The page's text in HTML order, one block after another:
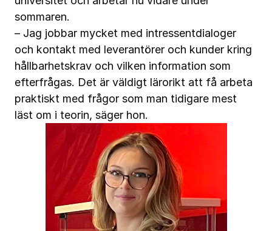
sommaren.
– Jag jobbar mycket med intressentdialoger
och kontakt med leverantörer och kunder kring
hållbarhetskrav och vilken information som
efterfrågas. Det är väldigt lärorikt att få arbeta
praktiskt med frågor som man tidigare mest
läst om i teorin, säger hon.